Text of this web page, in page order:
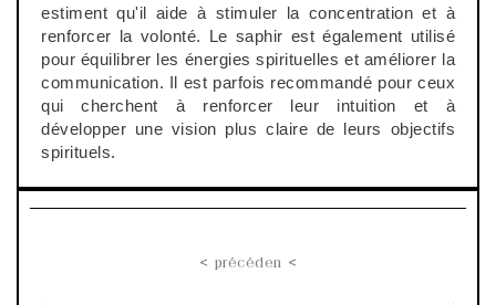
estiment qu'il aide à stimuler la concentration et à
renforcer la volonté. Le saphir est également utilisé
pour équilibrer les énergies spirituelles et améliorer la
communication. Il est parfois recommandé pour ceux
qui cherchent à renforcer leur intuition et à
développer une vision plus claire de leurs objectifs
spirituels.
< précéden <